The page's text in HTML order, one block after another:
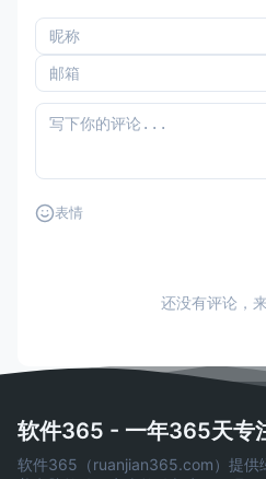
表情
还没有评论，
软件365 - 一年365天专
软件365（ruanjian365.com）提供